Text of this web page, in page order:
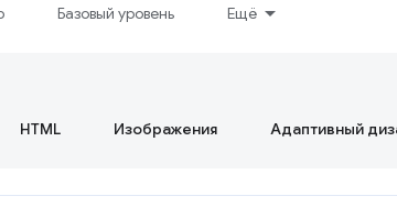
Базовый уровень Ещё
HTML Изображения Адаптивный